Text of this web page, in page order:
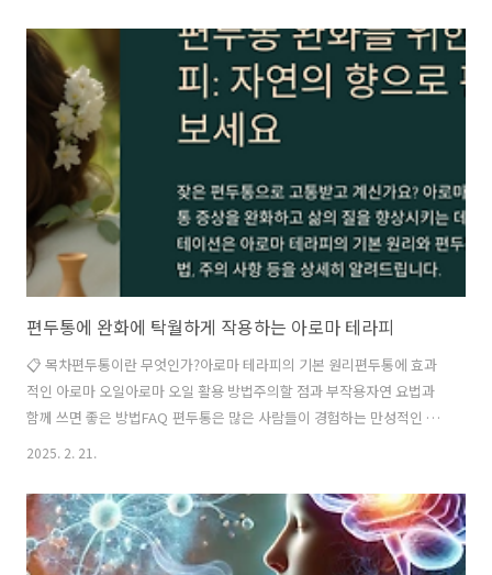
물과의 교감을 강화하는 데도 효과적이에요. 🐕🐈 하지만 모든 에센셜 오
일이 반려동물에게 안전한 것은 아니에요! 올바르게 사용하면 반려동물
의 긴장을 풀어주고, 불안을 줄이며, 건강을 도울 수 있지만, 잘못 사용하
면 해로울 수도 있어요. 이번 글에서는 반려동물과 교감에 도움이 되는
에센셜 오일과 안전한 사용법을 자세히 알아볼게요! 🌿💚🌿 에센셜 오일
이 반려동물과 교감에..
편두통에 완화에 탁월하게 작용하는 아로마 테라피
📋 목차편두통이란 무엇인가?아로마 테라피의 기본 원리편두통에 효과
적인 아로마 오일아로마 오일 활용 방법주의할 점과 부작용자연 요법과
함께 쓰면 좋은 방법FAQ 편두통은 많은 사람들이 경험하는 만성적인 두
통의 한 종류예요. 주로 한쪽 머리에 욱신거리는 통증이 나타나며, 심할
두통을 완화하는 방법 중 하나로 아로마 테라피가 주목받고 있어요. 특정
한 에센셜 오일이 신경을 안정시키고 혈류를 조절해 두통을 완화하는 효
과를 준다고 해요. 특히 페퍼민트, 라벤더, 유칼립투스 같은 아로마 오일
2025. 2. 21.